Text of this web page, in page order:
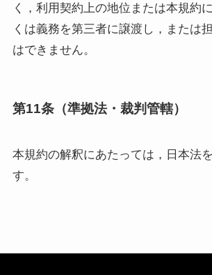
く，利用契約上の地位または本規約
くは義務を第三者に譲渡し，または
はできません。
第11条（準拠法・裁判管轄）
本規約の解釈にあたっては，日本法
す。